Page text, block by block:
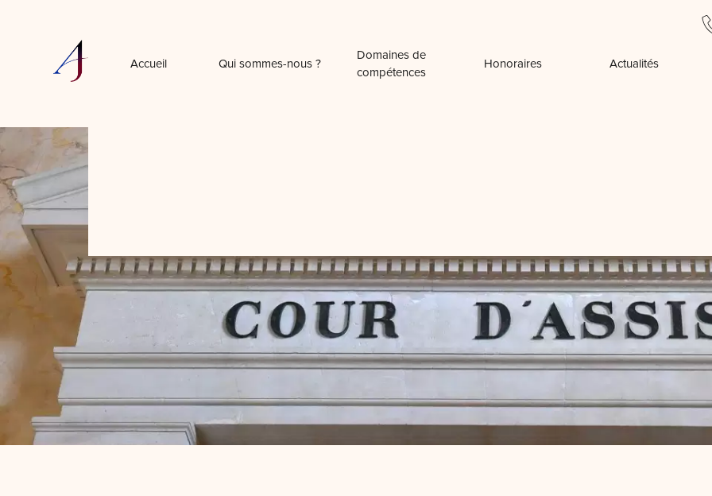
Accueil Qui sommes-nous ?
Domaines de
compétences
Droit de la famille &
des successions
Droit commercial
Responsabilité civile
Droit immobilier
Droit pénal
Honoraires Actualités